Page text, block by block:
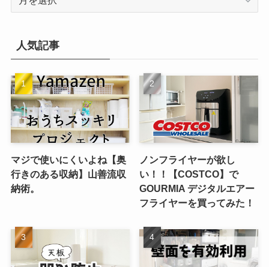
ブ
人気記事
マジで使いにくいよね【奥
行きのある収納】山善流収
納術。
ノンフライヤーが欲し
い！！【COSTCO】で
GOURMIA デジタルエアー
フライヤーを買ってみた！